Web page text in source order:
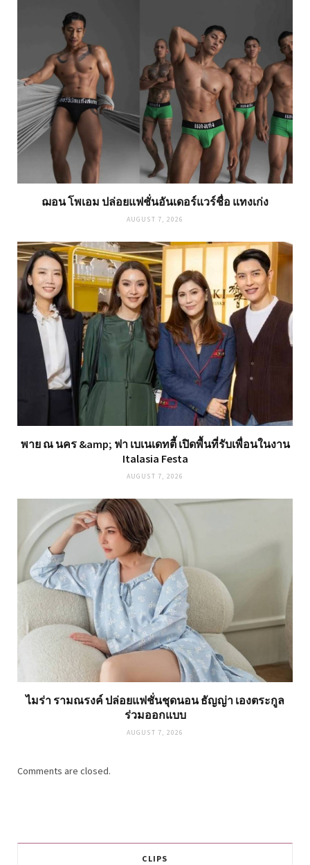
ฌอน โพเอม ปล่อยแฟชั่นอันเดอร์แวร์ชื่อ แทงเก่ง
AUGUST 7, 2026
พาย ณ นคร &amp; ฟา เบเนเดทตี้ เปิดพื้นที่รับเพื่อนในงาน
Italasia Festa
AUGUST 7, 2026
ไมร่า รามณรงค์ ปล่อยแฟชั่นชุดนอน ธัญญ่า เองตระกูล
ร่วมออกแบบ
AUGUST 7, 2026
Comments are closed.
CLIPS